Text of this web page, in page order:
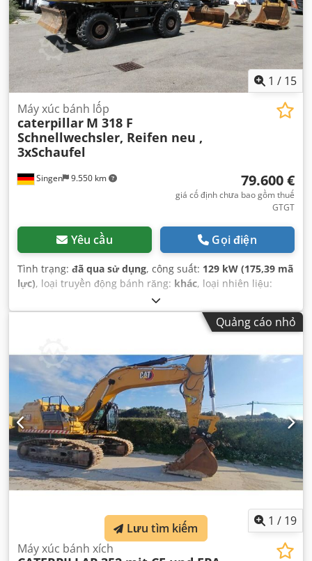
1 / 15
Singen 9.550 km
Máy xúc bánh lốp
caterpillar M 318 F
Schnellwechsler, Reifen neu ,
3xSchaufel
79.600 €
giá cố định chưa bao gồm thuế
GTGT
Yêu cầu Gọi điện
Tình trạng: đã qua sử dụng, công suất: 129 kW (175,39 mã
lực), loại truyền động bánh răng: khác, loại nhiên liệu:
, đăng ký lần đầu:
khí thải:không có, hệ thống treo:khác, Năm sản xuất:
khác, nhiên liệu:
Quảng cáo nhỏ
1 / 19
Máy xúc bánh xích
Lưu tìm kiếm